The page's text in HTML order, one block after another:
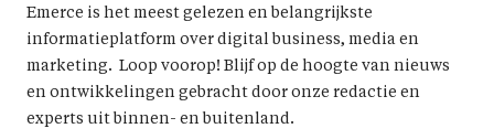
Emerce is het meest gelezen en belangrijkste
informatieplatform over digital business, media en
marketing. Loop voorop! Blijf op de hoogte van nieuws
en ontwikkelingen gebracht door onze redactie en
experts uit binnen- en buitenland.